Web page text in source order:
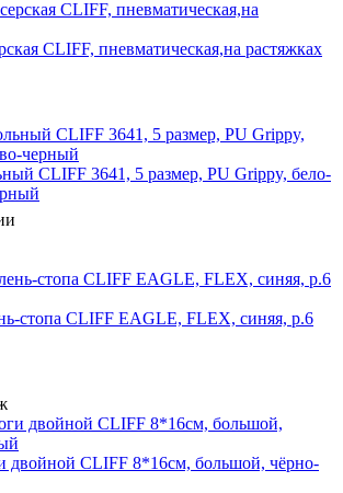
CLIFF, пневматическая,на растяжках
CLIFF 3641, 5 размер, PU Grippy, бело-
стопа CLIFF EAGLE, FLEX, синяя, р.6
двойной CLIFF 8*16см, большой, чёрно-